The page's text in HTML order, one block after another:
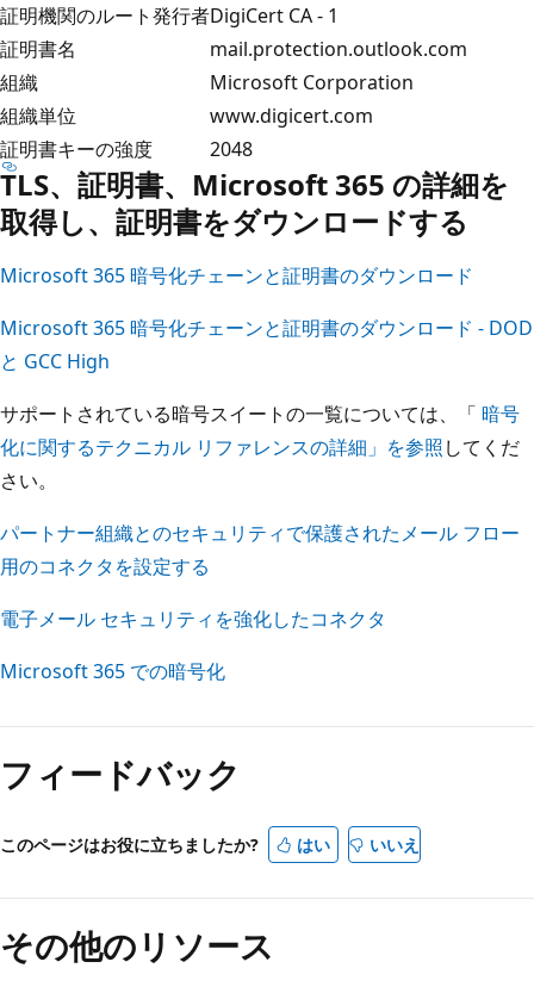
証明機関のルート発行者DigiCert CA - 1
証明書名
mail.protection.outlook.com
組織
Microsoft Corporation
組織単位
www.digicert.com
証明書キーの強度
2048
TLS、証明書、Microsoft 365 の詳細を
取得し、証明書をダウンロードする
Microsoft 365 暗号化チェーンと証明書のダウンロード
Microsoft 365 暗号化チェーンと証明書のダウンロード - DOD
と GCC High
サポートされている暗号スイートの一覧については、「 暗号
化に関するテクニカル リファレンスの詳細」を参照してくだ
さい。
パートナー組織とのセキュリティで保護されたメール フロー
用のコネクタを設定する
電子メール セキュリティを強化したコネクタ
Microsoft 365 での暗号化
フィードバック
このページはお役に立ちましたか? はい いいえ
その他のリソース